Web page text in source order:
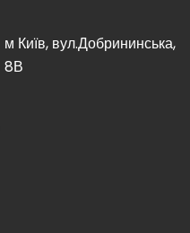
м Київ, вул.Добрининська,
8В